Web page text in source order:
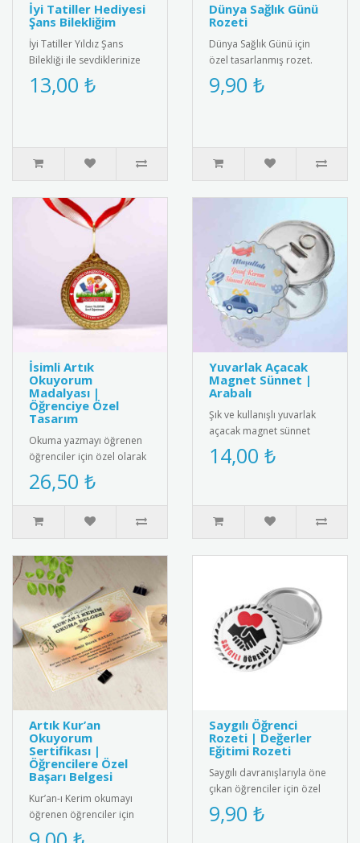
İyi Tatiller Hediyesi
Şans Bilekliğim
İyi Tatiller Yıldız Şans
Bilekliği ile sevdiklerinize
özel bir hediye verin! Tatil
ruhunu yansıtan ş..
13,00 ₺
Dünya Sağlık Günü
Rozeti
Dünya Sağlık Günü için
özel tasarlanmış rozet.
Sağlıklı yaşam bilincini
yaymak için ideal
9,90 ₺
İsimli Artık
Okuyorum
Madalyası |
Öğrenciye Özel
Tasarım
Okuma yazmayı öğrenen
öğrenciler için özel olarak
hazırlanan isimli artık
okuyorum madalyası.
Öğrenc..
26,50 ₺
Yuvarlak Açacak
Magnet Sünnet |
Arabalı
Şık ve kullanışlı yuvarlak
açacak magnet sünnet
hediyesi. Yüksek kaliteli
mıknatıs ve paslanmaz
14,00 ₺
Artık Kur’an
Okuyorum
Sertifikası |
Öğrencilere Özel
Başarı Belgesi
Kur’an-ı Kerim okumayı
öğrenen öğrenciler için
anlamlı ve şık bir başarı
Saygılı Öğrenci
Rozeti | Değerler
Eğitimi Rozeti
Saygılı davranışlarıyla öne
çıkan öğrenciler için özel
tasarım rozet. Okulda
olumlu davranışları pek..
9,90 ₺